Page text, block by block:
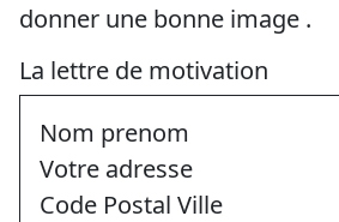
donner une bonne image .
La lettre de motivation
Nom prenom
Votre adresse
Code Postal Ville